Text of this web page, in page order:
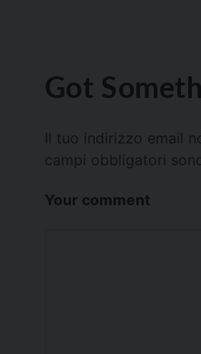
Got
Il tuo indirizzo email
campi obbligatori
Your comment